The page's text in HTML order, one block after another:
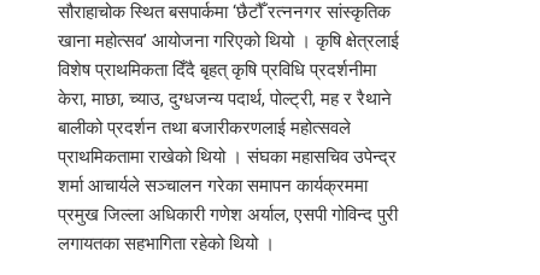
सौराहाचोक स्थित बसपार्कमा ‘छैटौँ रत्ननगर सांस्कृतिक
खाना महोत्सव’ आयोजना गरिएको थियो । कृषि क्षेत्रलाई
विशेष प्राथमिकता दिँदै बृहत् कृषि प्रविधि प्रदर्शनीमा
केरा, माछा, च्याउ, दुग्धजन्य पदार्थ, पोल्ट्री, मह र रैथाने
बालीको प्रदर्शन तथा बजारीकरणलाई महोत्सवले
प्राथमिकतामा राखेको थियो । संघका महासचिव उपेन्द्र
शर्मा आचार्यले सञ्चालन गरेका समापन कार्यक्रममा
प्रमुख जिल्ला अधिकारी गणेश अर्याल, एसपी गोविन्द पुरी
लगायतका सहभागिता रहेको थियो ।